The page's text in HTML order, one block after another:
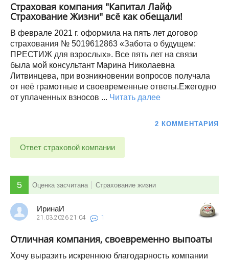
Страховая компания "Капитал Лайф
Страхование Жизни" всё как обещали!
В феврале 2021 г. оформила на пять лет договор
страхования № 5019612863 «Забота о будущем:
ПРЕСТИЖ для взрослых». Все пять лет на связи
была мой консультант Марина Николаевна
Литвинцева, при возникновении вопросов получала
от неё грамотные и своевременные ответы.Ежегодно
от уплаченных взносов ... Читать далее
2 КОММЕНТАРИЯ
Ответ страховой компании
5 Оценка засчитана Страхование жизни
ИринаИ
21.03.2026 21:04 1
Отличная компания, своевременно выпоаты
Хочу выразить искреннюю благодарность компании